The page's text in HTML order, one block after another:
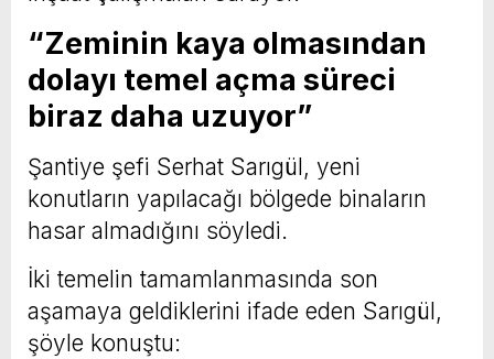
“Zeminin kaya olmasından
dolayı temel açma süreci
biraz daha uzuyor”
Şantiye şefi Serhat Sarıgül, yeni
konutların yapılacağı bölgede binaların
hasar almadığını söyledi.
İki temelin tamamlanmasında son
aşamaya geldiklerini ifade eden Sarıgül,
şöyle konuştu: